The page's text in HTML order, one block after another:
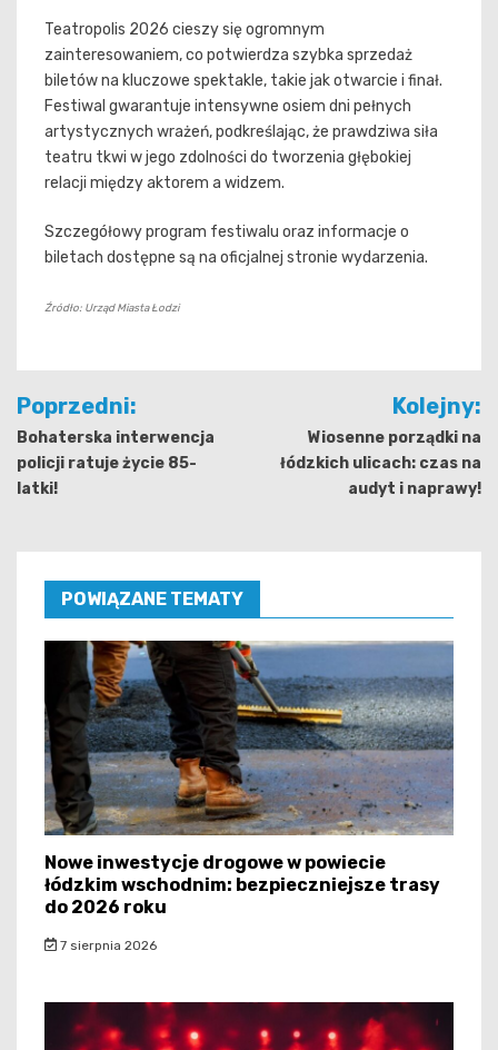
Teatropolis 2026 cieszy się ogromnym
zainteresowaniem, co potwierdza szybka sprzedaż
biletów na kluczowe spektakle, takie jak otwarcie i finał.
Festiwal gwarantuje intensywne osiem dni pełnych
artystycznych wrażeń, podkreślając, że prawdziwa siła
teatru tkwi w jego zdolności do tworzenia głębokiej
relacji między aktorem a widzem.
Szczegółowy program festiwalu oraz informacje o
biletach dostępne są na oficjalnej stronie wydarzenia.
Źródło: Urząd Miasta Łodzi
Nawigacja
wpisu
Poprzedni:
Bohaterska interwencja
policji ratuje życie 85-
latki!
Kolejny:
Wiosenne porządki na
łódzkich ulicach: czas na
audyt i naprawy!
POWIĄZANE TEMATY
Nowe inwestycje drogowe w powiecie
łódzkim wschodnim: bezpieczniejsze trasy
do 2026 roku
7 sierpnia 2026